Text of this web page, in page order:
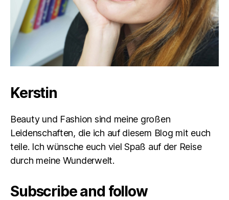
Kerstin
Beauty und Fashion sind meine großen
Leidenschaften, die ich auf diesem Blog mit euch
teile. Ich wünsche euch viel Spaß auf der Reise
durch meine Wunderwelt.
Subscribe and follow